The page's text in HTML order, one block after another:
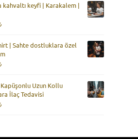
keyfi | Karakalem |
-
3.160,00 ₺
| Sahte dostluklara özel
-
3.160,00 ₺
Uzun Kollu
İlaç Tedavisi